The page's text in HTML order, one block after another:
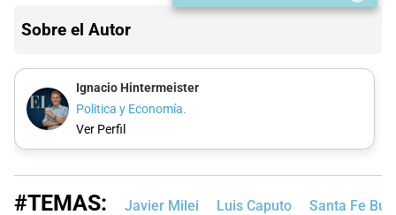
Sobre el Autor
Ignacio Hintermeister
Politica y Economía.
Ver Perfil
#TEMAS: Javier Milei Luis Caputo Santa Fe